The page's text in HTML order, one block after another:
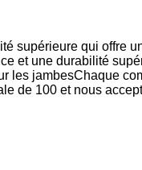
supérieure qui offre
et une durabilité
les jambesChaque
de 100 et nous